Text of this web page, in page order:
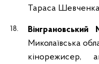
Тараса
Вінграновський
Миколаївська
кінорежисер,